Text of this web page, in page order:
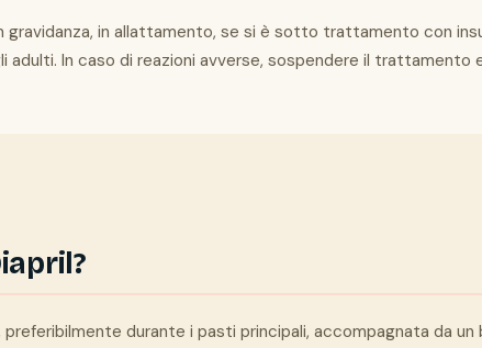
gravidanza, in allattamento, se si è sotto trattamento con
In caso di reazioni avverse, sospendere il trattamento
preferibilmente durante i pasti principali, accompagnata da